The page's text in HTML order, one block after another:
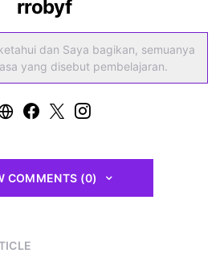
rrobyf
dan Saya bagikan, semuanya
yang disebut pembelajaran.
COMMENTS (0)